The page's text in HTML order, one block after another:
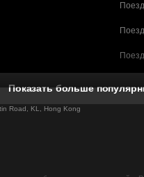
Показать больше
Road, KL, Hong Kong